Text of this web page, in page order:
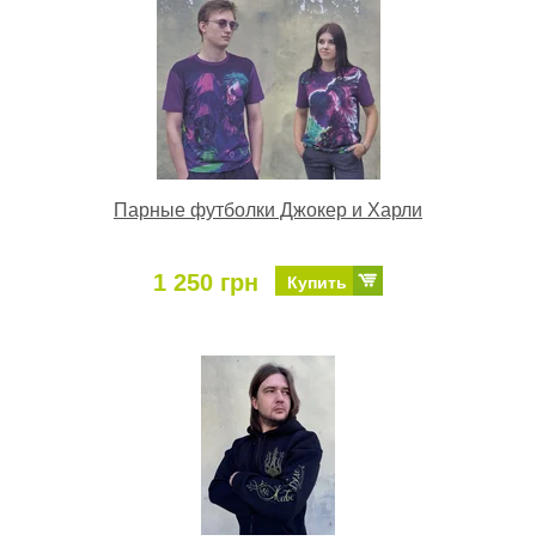
Парные футболки Джокер и Харли
1 250 грн Купить